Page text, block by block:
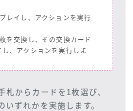
レイし、アクションを実行
を交換し、その交換カード
、アクションを実行しま
札からカードを1枚選び、
いずれかを実施します。